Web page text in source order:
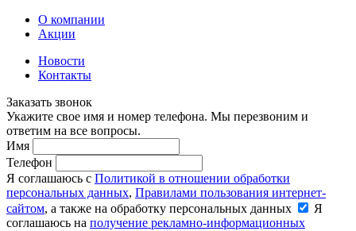
О компании
Акции
Новости
Контакты
Заказать звонок
Укажите свое имя и номер телефона. Мы перезвоним и
ответим на все вопросы.
Имя
Телефон
Я соглашаюсь с Политикой в отношении обработки
персональных данных, Правилами пользования интернет-
сайтом, а также на обработку персональных данных
Я
соглашаюсь на получение рекламно-информационных